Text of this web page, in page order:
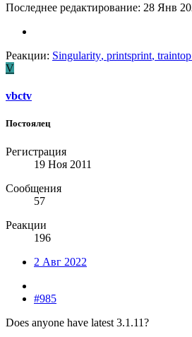
Последнее редактирование: 28 Янв
Реакции: Singularity, printsprint, traintop
V
vbctv
Постоялец
Регистрация
19 Ноя 2011
Сообщения
57
Реакции
196
2 Авг 2022
#985
Does anyone have latest 3.1.11?